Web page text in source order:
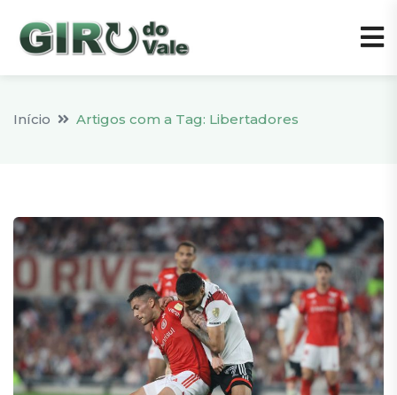
Início Artigos com a Tag: Libertadores